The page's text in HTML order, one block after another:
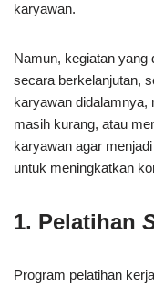
karyawan.
Namun, kegiatan yang
secara berkelanjutan,
karyawan didalamnya,
masih kurang, atau
karyawan agar
untuk meningkatkan
1. Pelatihan
Program pelatihan